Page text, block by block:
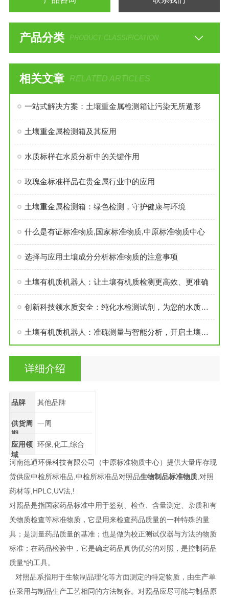
产品分类 PRODUCT CLASSIFICATION
相关文章 RELATED ARTICLES
一站式解决方案：土壤重金属检测箱让污染无所遁形
土壤重金属检测箱及其应用
水质标样在水质分析中的关键作用
玫瑰金标准样品在贵金属行业中的应用
土壤重金属检测箱：绿色检测，守护健康与环境
什么是有证标准物质,国家标准物质,中原标准物质中心
选择与应用土壤成分分析标准物质的注意事项
土壤有机质机器人：让土壤有机质检测更高效、更准确
创新科技领水质安全：纯化水检测试剂，为您的水质把关到底
土壤有机质机器人：准确测量与智能分析，开启土壤管理新时代
详细介绍
品牌 其他品牌
供货周
期
一周
应用领
域
环保,化工,综合
河南德通环保科技有限公司（中原标准物质中心）提供大量库存现
货供应中检所标准品,中检所标准品对照品生物制品标准物质,对照
药材等,HPLC,UV法,!
对照品是指国家药品标准中用于鉴别、检查、含量测定、杂质和有
关物质检查等标准物质，它是用来检查药品质量的一种特殊的量
具；是测量药品质量的基准；也是做为校正测试仪器与方法的物质
标准；在药品检验中，它是确定药品真伪优劣的对照，是控制药品
质量*的工具。
对照品系指用于生物制品理化等方面测定的特定物质，由生产单
位采用与制品生产工艺相同的方法制备。对照品应尽可能与制品原